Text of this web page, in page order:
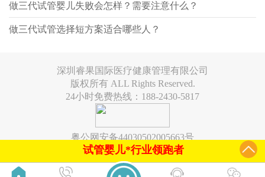
做三代试管婴儿失败会怎样？需要注意什么？
做三代试管选择短方案适合哪些人？
深圳睿果国际医疗健康管理有限公司
版权所有 ALL Rights Reserved.
24小时免费热线：188-2430-5817
粤公网安备44030502005663号
试管婴儿*行业领跑者